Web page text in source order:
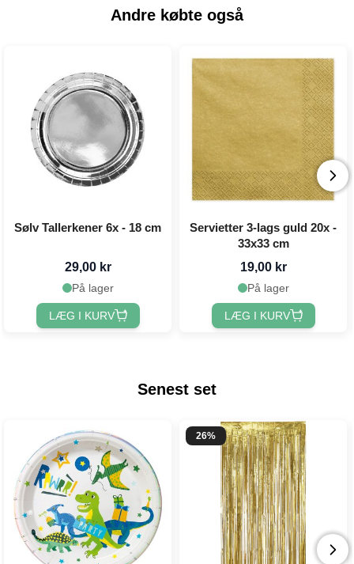
Andre købte også
Sølv Tallerkener 6x - 18 cm
29,00 kr
På lager
LÆG I KURV
Servietter 3-lags guld 20x -
33x33 cm
19,00 kr
På lager
LÆG I KURV
Senest set
26%